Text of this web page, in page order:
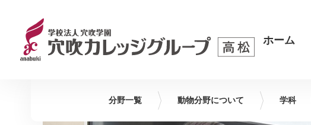
ホーム
分野一覧 動物分野について 学科